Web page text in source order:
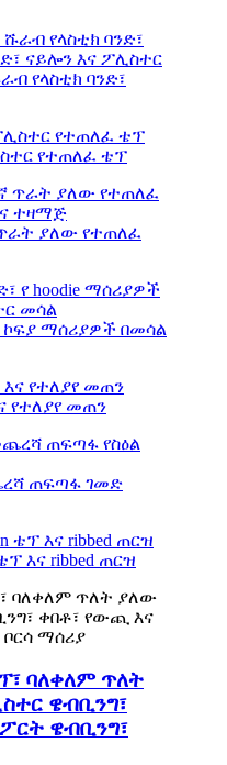
የላስቲክ ባንድ፣
የተጠለፈ ቴፕ
ያለው የተጠለፈ
ኮፍያ ማሰሪያዎች በመሳል
የተለያየ መጠን
ጠፍጣፋ ገመድ
እና ribbed ጠርዝ
ባለቀለም ጥለት
ዌብቢንግ፣
ዌብቢንግ፣